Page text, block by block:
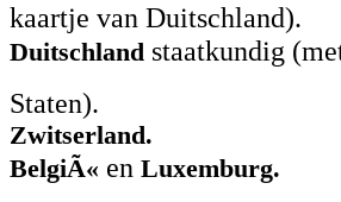
kaartje van Duitschland).
Duitschland staatkundig
Staten).
Zwitserland.
BelgiÃ« en Luxemburg.